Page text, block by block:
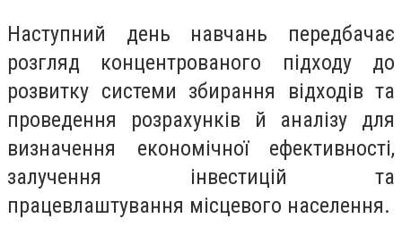
Наступний день навчань передбачає
розгляд концентрованого підходу до
розвитку системи збирання відходів та
проведення розрахунків й аналізу для
визначення економічної ефективності,
залучення інвестицій та
працевлаштування місцевого населення.